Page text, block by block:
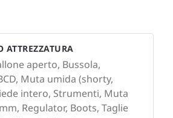
ATTREZZATURA
aperto, Bussola,
Muta umida (shorty,
intero, Strumenti, Muta
Regulator, Boots, Taglie